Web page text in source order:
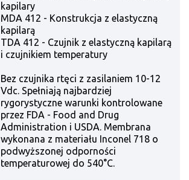
kapilary
MDA 412 - Konstrukcja z elastyczną
kapilarą
TDA 412 - Czujnik z elastyczną kapilarą
i czujnikiem temperatury
Bez czujnika rtęci z zasilaniem 10-12
Vdc. Spełniają najbardziej
rygorystyczne warunki kontrolowane
przez FDA - Food and Drug
Administration i USDA. Membrana
wykonana z materiału Inconel 718 o
podwyższonej odporności
temperaturowej do 540°C.